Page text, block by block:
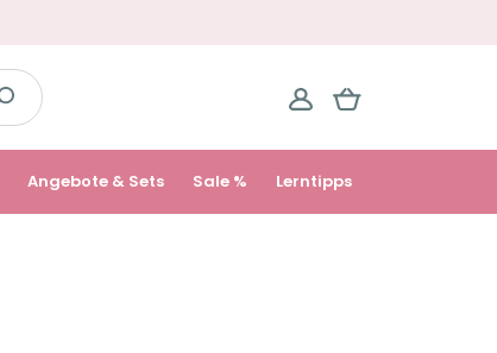
Angebote & Sets Sale % Lerntipps